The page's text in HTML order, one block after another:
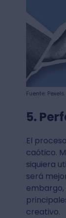
Fuente: Pexels
5.
El
caótico.
siquiera
será
embargo,
creativo.